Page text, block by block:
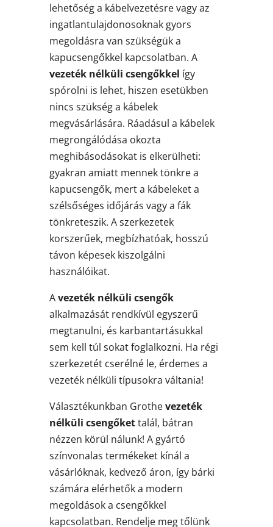
lehetőség a kábelvezetésre vagy az
ingatlantulajdonosoknak gyors
megoldásra van szükségük a
kapucsengőkkel kapcsolatban. A
vezeték nélküli csengőkkel így
spórolni is lehet, hiszen esetükben
nincs szükség a kábelek
megvásárlására. Ráadásul a kábelek
megrongálódása okozta
meghibásodásokat is elkerülheti:
gyakran amiatt mennek tönkre a
kapucsengők, mert a kábeleket a
szélsőséges időjárás vagy a fák
tönkreteszik. A szerkezetek
korszerűek, megbízhatóak, hosszú
távon képesek kiszolgálni
használóikat.
Avezeték nélküli csengők
alkalmazását rendkívül egyszerű
megtanulni, és karbantartásukkal
sem kell túl sokat foglalkozni. Ha régi
szerkezetét cserélné le, érdemes a
vezeték nélküli típusokra váltania!
Választékunkban Grothevezeték
nélküli csengőkettalál, bátran
nézzen körül nálunk! A gyártó
színvonalas termékeket kínál a
vásárlóknak, kedvező áron, így bárki
számára elérhetők a modern
megoldások a csengőkkel
kapcsolatban. Rendelje meg tőlünk